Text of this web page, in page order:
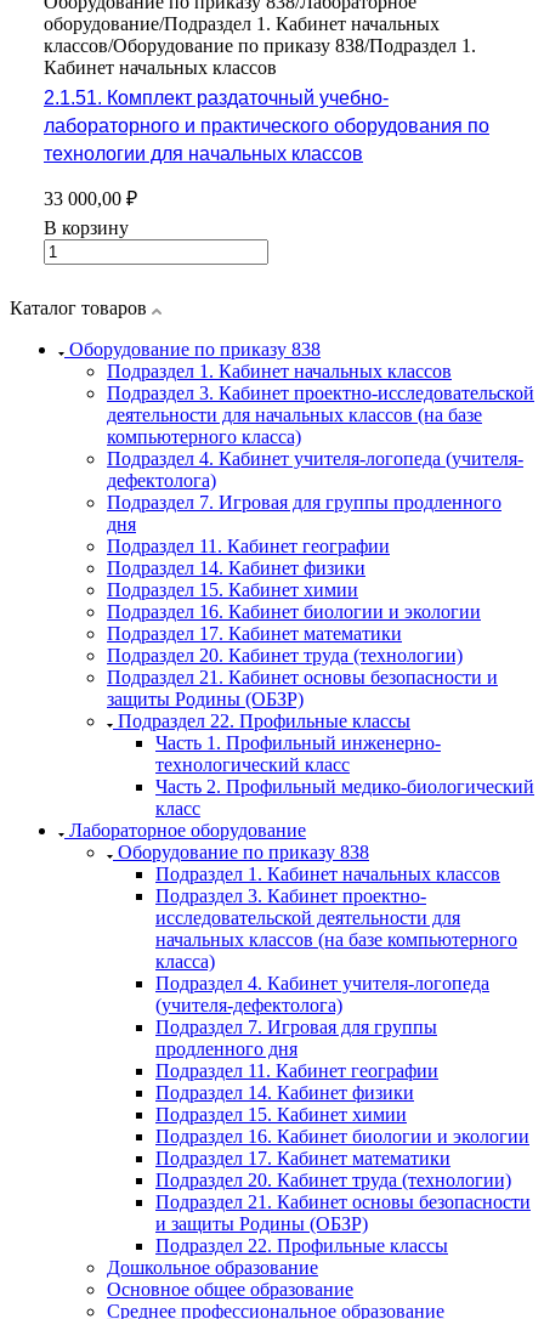
оборудование/Подраздел 1. Кабинет начальных
классов/Оборудование по приказу 838/Подраздел 1.
Кабинет начальных классов
2.1.51. Комплект раздаточный учебно-
лабораторного и практического оборудования по
технологии для начальных классов
33 000,00 ₽
В корзину
Каталог товаров
Оборудование по приказу 838
Подраздел 1. Кабинет начальных классов
Подраздел 3. Кабинет проектно-исследовательской
деятельности для начальных классов (на базе
компьютерного класса)
Подраздел 4. Кабинет учителя-логопеда (учителя-
дефектолога)
Подраздел 7. Игровая для группы продленного
дня
Подраздел 11. Кабинет географии
Подраздел 14. Кабинет физики
Подраздел 15. Кабинет химии
Подраздел 16. Кабинет биологии и экологии
Подраздел 17. Кабинет математики
Подраздел 20. Кабинет труда (технологии)
Подраздел 21. Кабинет основы безопасности и
защиты Родины (ОБЗР)
Подраздел 22. Профильные классы
Часть 1. Профильный инженерно-
технологический класс
Часть 2. Профильный медико-биологический
класс
Лабораторное оборудование
Оборудование по приказу 838
Подраздел 1. Кабинет начальных классов
Подраздел 3. Кабинет проектно-
исследовательской деятельности для
начальных классов (на базе компьютерного
класса)
Подраздел 4. Кабинет учителя-логопеда
(учителя-дефектолога)
Подраздел 7. Игровая для группы
продленного дня
Подраздел 11. Кабинет географии
Подраздел 14. Кабинет физики
Подраздел 15. Кабинет химии
Подраздел 16. Кабинет биологии и экологии
Подраздел 17. Кабинет математики
Подраздел 20. Кабинет труда (технологии)
Подраздел 21. Кабинет основы безопасности
и защиты Родины (ОБЗР)
Подраздел 22. Профильные классы
Дошкольное образование
Основное общее образование
Среднее профессиональное образование